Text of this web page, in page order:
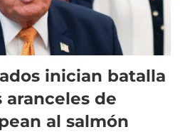
inician batalla
de
al salmón